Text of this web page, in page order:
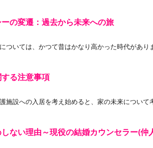
の変遷：過去から未来への旅
ついては、かつて昔はかなり高かった時代があ
る注意事項
施設への入居を考え始めると、家の未来につい
ない理由～現役の結婚カウンセラー(仲